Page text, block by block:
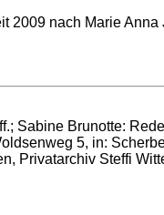
2009 nach Marie Anna
Sabine Brunotte:
5, in:
Privatarchiv Steffi